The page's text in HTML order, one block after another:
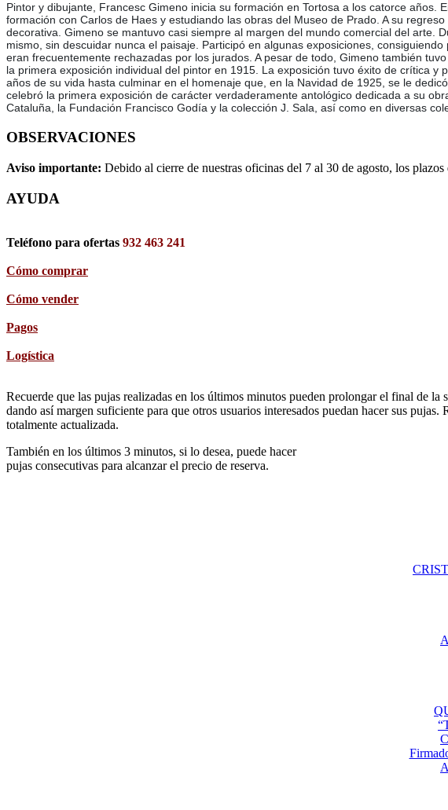
Pintor y dibujante, Francesc Gimeno inicia su formación en Tortosa a los catorce
formación con Carlos de Haes y estudiando las obras del Museo de Prado. A su
decorativa. Gimeno se mantuvo casi siempre al margen del mundo comercial del arte.
mismo, sin descuidar nunca el paisaje. Participó en algunas exposiciones,
eran frecuentemente rechazadas por los jurados. A pesar de todo, Gimeno también
la primera exposición individual del pintor en 1915. La exposición tuvo éxito de crítica
años de su vida hasta culminar en el homenaje que, en la Navidad de 1925, se le
celebró la primera exposición de carácter verdaderamente antológico dedicada a su
Cataluña, la Fundación Francisco Godía y la colección J. Sala, así como en diversas
OBSERVACIONES
Aviso importante: Debido al cierre de nuestras oficinas del 7 al 30 de agosto, los
AYUDA
Teléfono para ofertas 932 463 241
Cómo comprar
Cómo vender
Pagos
Logística
Recuerde que las pujas realizadas en los últimos minutos pueden prolongar el final de la
dando así margen suficiente para que otros usuarios interesados puedan hacer sus
totalmente actualizada.
También en los últimos 3 minutos, si lo desea, puede hacer
pujas consecutivas para alcanzar el precio de reserva.